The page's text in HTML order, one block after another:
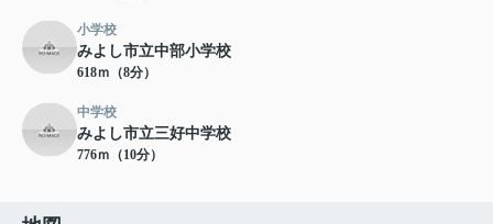
小学校
みよし市立中部小学校
618ｍ（8分）
中学校
みよし市立三好中学校
776ｍ（10分）